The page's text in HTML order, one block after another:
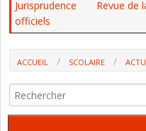
Jurisprudence
Revue de
officiels
ACCUEIL SCOLAIRE